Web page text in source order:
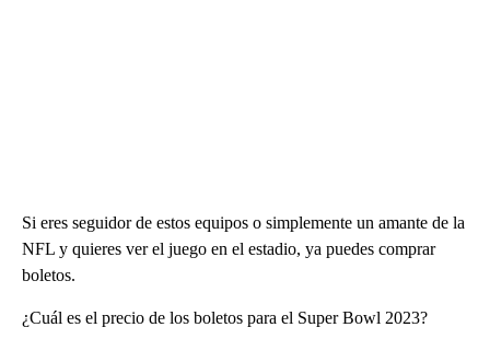
Si eres seguidor de estos equipos o simplemente un amante de la
NFL y quieres ver el juego en el estadio, ya puedes comprar
boletos.
¿Cuál es el precio de los boletos para el Super Bowl 2023?